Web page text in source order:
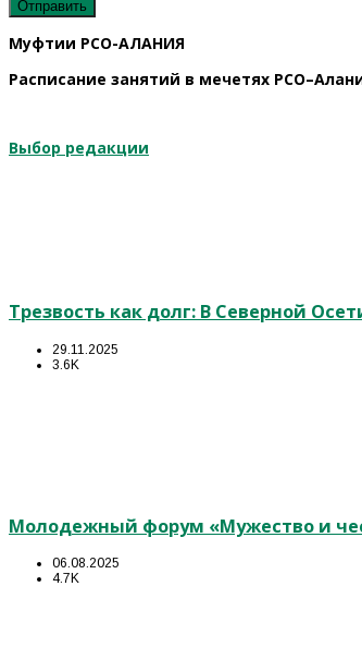
Муфтии РСО-АЛАНИЯ
Расписание занятий в мечетях
Выбор редакции
Трезвость как долг: В Северной
29.11.2025
3.6K
Молодежный форум «Мужество и
06.08.2025
4.7K